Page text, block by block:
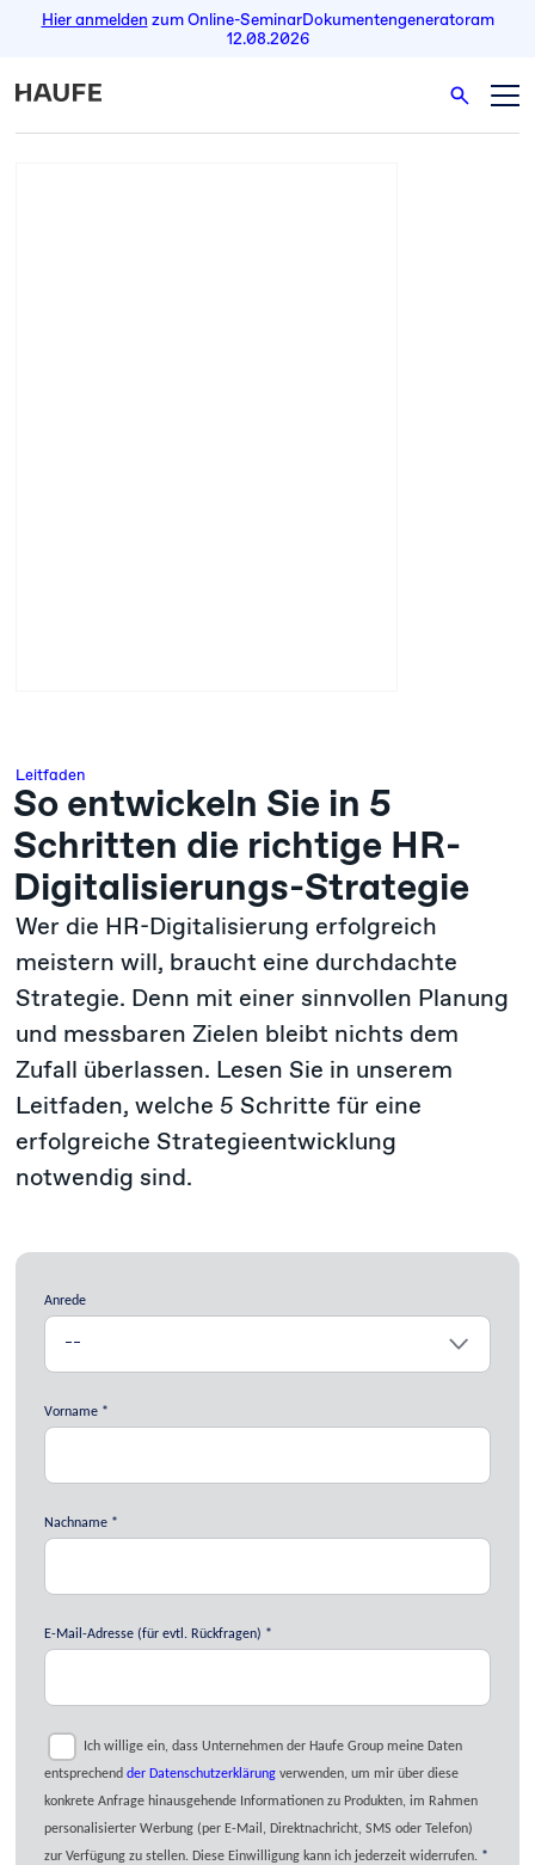
Hier anmelden zum Online-SeminarDokumentengeneratoram
12.08.2026
Leitfaden
So entwickeln Sie in 5
Schritten die richtige HR-
Digitalisierungs-Strategie
Wer die HR-Digitalisierung erfolgreich
meistern will, braucht eine durchdachte
Strategie. Denn mit einer sinnvollen Planung
und messbaren Zielen bleibt nichts dem
Zufall überlassen. Lesen Sie in unserem
Leitfaden, welche 5 Schritte für eine
erfolgreiche Strategieentwicklung
notwendig sind.
Anrede
Vorname
Nachname
E-Mail-Adresse (für evtl. Rückfragen)
Ich willige ein, dass Unternehmen der Haufe Group meine Daten
entsprechendder Datenschutzerklärung verwenden, um mir über diese
konkrete Anfrage hinausgehende Informationen zu Produkten, im Rahmen
personalisierter Werbung (per E-Mail, Direktnachricht, SMS oder Telefon)
zur Verfügung zu stellen. Diese Einwilligung kann ich jederzeit widerrufen.